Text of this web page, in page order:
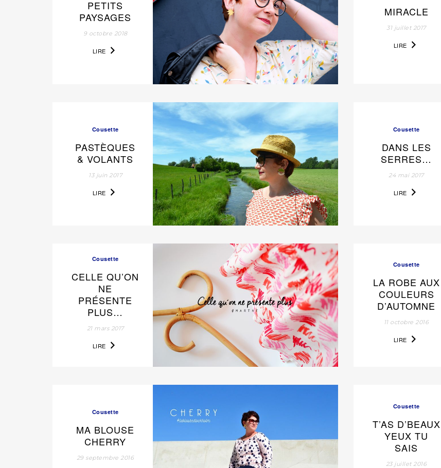
PETITS
PAYSAGES
9 octobre 2018
LIRE
MIRACLE
31 juillet 2017
LIRE
Cousette
PASTÈQUES
& VOLANTS
13 juin 2017
LIRE
Cousette
DANS LES
SERRES…
24 mai 2017
LIRE
Cousette
CELLE QU’ON
NE
PRÉSENTE
PLUS…
21 mars 2017
LIRE
Cousette
LA ROBE AUX
COULEURS
D’AUTOMNE
11 octobre 2016
LIRE
Cousette
MA BLOUSE
CHERRY
29 septembre 2016
Cousette
T’AS D’BEAUX
YEUX TU
SAIS
23 juillet 2016